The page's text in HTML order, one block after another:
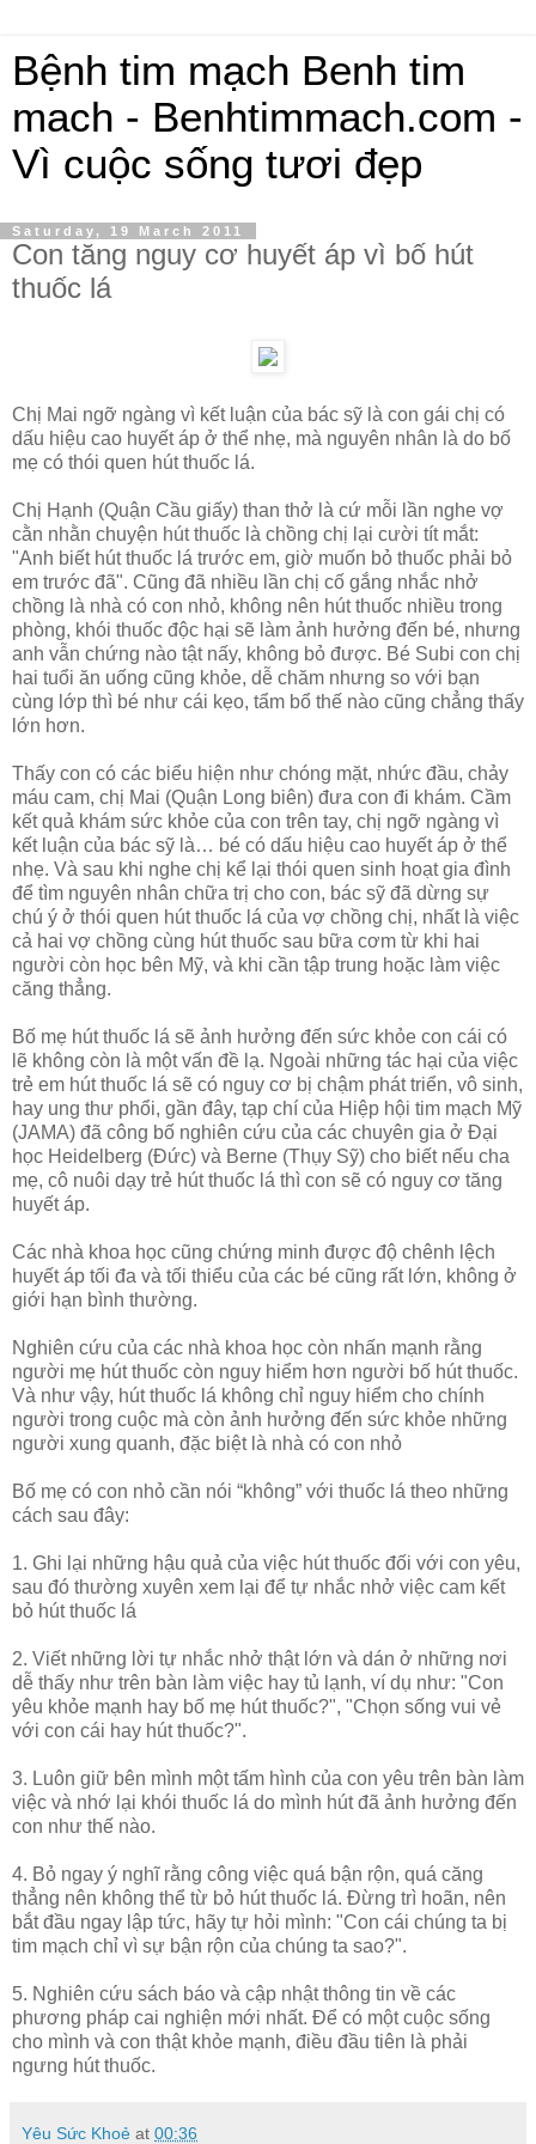
Bệnh tim mạch Benh tim
mach - Benhtimmach.com -
Vì cuộc sống tươi đẹp
Saturday, 19 March 2011
Con tăng nguy cơ huyết áp vì bố hút
thuốc lá
Chị Mai ngỡ ngàng vì kết luận của bác sỹ là con gái chị có
dấu hiệu cao huyết áp ở thể nhẹ, mà nguyên nhân là do bố
mẹ có thói quen hút thuốc lá.
Chị Hạnh (Quận Cầu giấy) than thở là cứ mỗi lần nghe vợ
cằn nhằn chuyện hút thuốc là chồng chị lại cười tít mắt:
"Anh biết hút thuốc lá trước em, giờ muốn bỏ thuốc phải bỏ
em trước đã". Cũng đã nhiều lần chị cố gắng nhắc nhở
chồng là nhà có con nhỏ, không nên hút thuốc nhiều trong
phòng, khói thuốc độc hại sẽ làm ảnh hưởng đến bé, nhưng
anh vẫn chứng nào tật nấy, không bỏ được. Bé Subi con chị
hai tuổi ăn uống cũng khỏe, dễ chăm nhưng so với bạn
cùng lớp thì bé như cái kẹo, tẩm bổ thế nào cũng chẳng thấy
lớn hơn.
Thấy con có các biểu hiện như chóng mặt, nhức đầu, chảy
máu cam, chị Mai (Quận Long biên) đưa con đi khám. Cầm
kết quả khám sức khỏe của con trên tay, chị ngỡ ngàng vì
kết luận của bác sỹ là… bé có dấu hiệu cao huyết áp ở thể
nhẹ. Và sau khi nghe chị kể lại thói quen sinh hoạt gia đình
để tìm nguyên nhân chữa trị cho con, bác sỹ đã dừng sự
chú ý ở thói quen hút thuốc lá của vợ chồng chị, nhất là việc
cả hai vợ chồng cùng hút thuốc sau bữa cơm từ khi hai
người còn học bên Mỹ, và khi cần tập trung hoặc làm việc
căng thẳng.
Bố mẹ hút thuốc lá sẽ ảnh hưởng đến sức khỏe con cái có
lẽ không còn là một vấn đề lạ. Ngoài những tác hại của việc
trẻ em hút thuốc lá sẽ có nguy cơ bị chậm phát triển, vô sinh,
hay ung thư phổi, gần đây, tạp chí của Hiệp hội tim mạch Mỹ
(JAMA) đã công bố nghiên cứu của các chuyên gia ở Đại
học Heidelberg (Đức) và Berne (Thụy Sỹ) cho biết nếu cha
mẹ, cô nuôi dạy trẻ hút thuốc lá thì con sẽ có nguy cơ tăng
huyết áp.
Các nhà khoa học cũng chứng minh được độ chênh lệch
huyết áp tối đa và tối thiểu của các bé cũng rất lớn, không ở
giới hạn bình thường.
Nghiên cứu của các nhà khoa học còn nhấn mạnh rằng
người mẹ hút thuốc còn nguy hiểm hơn người bố hút thuốc.
Và như vậy, hút thuốc lá không chỉ nguy hiểm cho chính
người trong cuộc mà còn ảnh hưởng đến sức khỏe những
người xung quanh, đặc biệt là nhà có con nhỏ
Bố mẹ có con nhỏ cần nói “không” với thuốc lá theo những
cách sau đây:
1. Ghi lại những hậu quả của việc hút thuốc đối với con yêu,
sau đó thường xuyên xem lại để tự nhắc nhở việc cam kết
bỏ hút thuốc lá
2. Viết những lời tự nhắc nhở thật lớn và dán ở những nơi
dễ thấy như trên bàn làm việc hay tủ lạnh, ví dụ như: "Con
yêu khỏe mạnh hay bố mẹ hút thuốc?", "Chọn sống vui vẻ
với con cái hay hút thuốc?".
3. Luôn giữ bên mình một tấm hình của con yêu trên bàn làm
việc và nhớ lại khói thuốc lá do mình hút đã ảnh hưởng đến
con như thế nào.
4. Bỏ ngay ý nghĩ rằng công việc quá bận rộn, quá căng
thẳng nên không thể từ bỏ hút thuốc lá. Đừng trì hoãn, nên
bắt đầu ngay lập tức, hãy tự hỏi mình: "Con cái chúng ta bị
tim mạch chỉ vì sự bận rộn của chúng ta sao?".
5. Nghiên cứu sách báo và cập nhật thông tin về các
phương pháp cai nghiện mới nhất. Để có một cuộc sống
cho mình và con thật khỏe mạnh, điều đầu tiên là phải
ngưng hút thuốc.
Yêu Sức Khoẻ at 00:36